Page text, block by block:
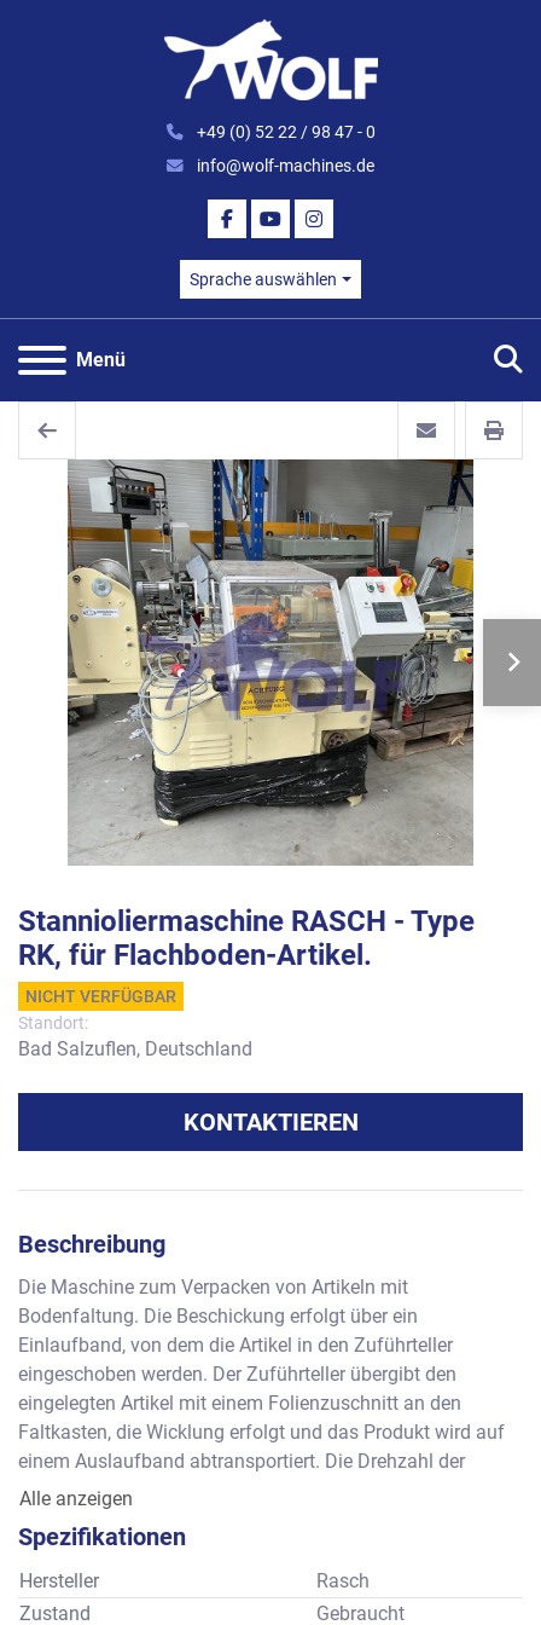
+49 (0) 52 22 / 98 47 - 0
info@wolf-machines.de
FACEBOOK
YOUTUBEINSTAGRAM
Sprache auswählen
Menü
Stannioliermaschine RASCH - Type
RK, für Flachboden-Artikel.
NICHT VERFÜGBAR
Standort:
Bad Salzuflen, Deutschland
KONTAKTIEREN
Beschreibung
Die Maschine zum Verpacken von Artikeln mit
Bodenfaltung. Die Beschickung erfolgt über ein
Einlaufband, von dem die Artikel in den Zuführteller
eingeschoben werden. Der Zuführteller übergibt den
eingelegten Artikel mit einem Folienzuschnitt an den
Faltkasten, die Wicklung erfolgt und das Produkt wird auf
einem Auslaufband abtransportiert. Die Drehzahl der
Maschine ist stufenlos regelbar.
Formatbereich  : ca. 15 bis 50 mm Länge
                         ca. 15 bis 40 mm Breite
                         ca.   5 bis 30 mm Höhe
Alle anzeigen
Spezifikationen
Hersteller
Rasch
Zustand
Gebraucht